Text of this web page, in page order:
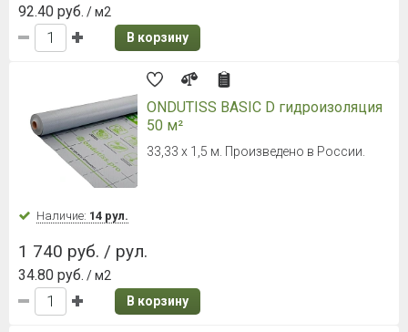
10 379 руб. / рул.
259.48 руб.
NICOBAND 3м*150мм зеленый
757 руб. / шт.
В корзину